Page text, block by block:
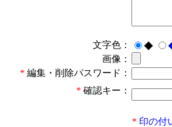
文字色： ◆
画像：
* 編集・削除パスワード：
* 確認キー：
* 印の付